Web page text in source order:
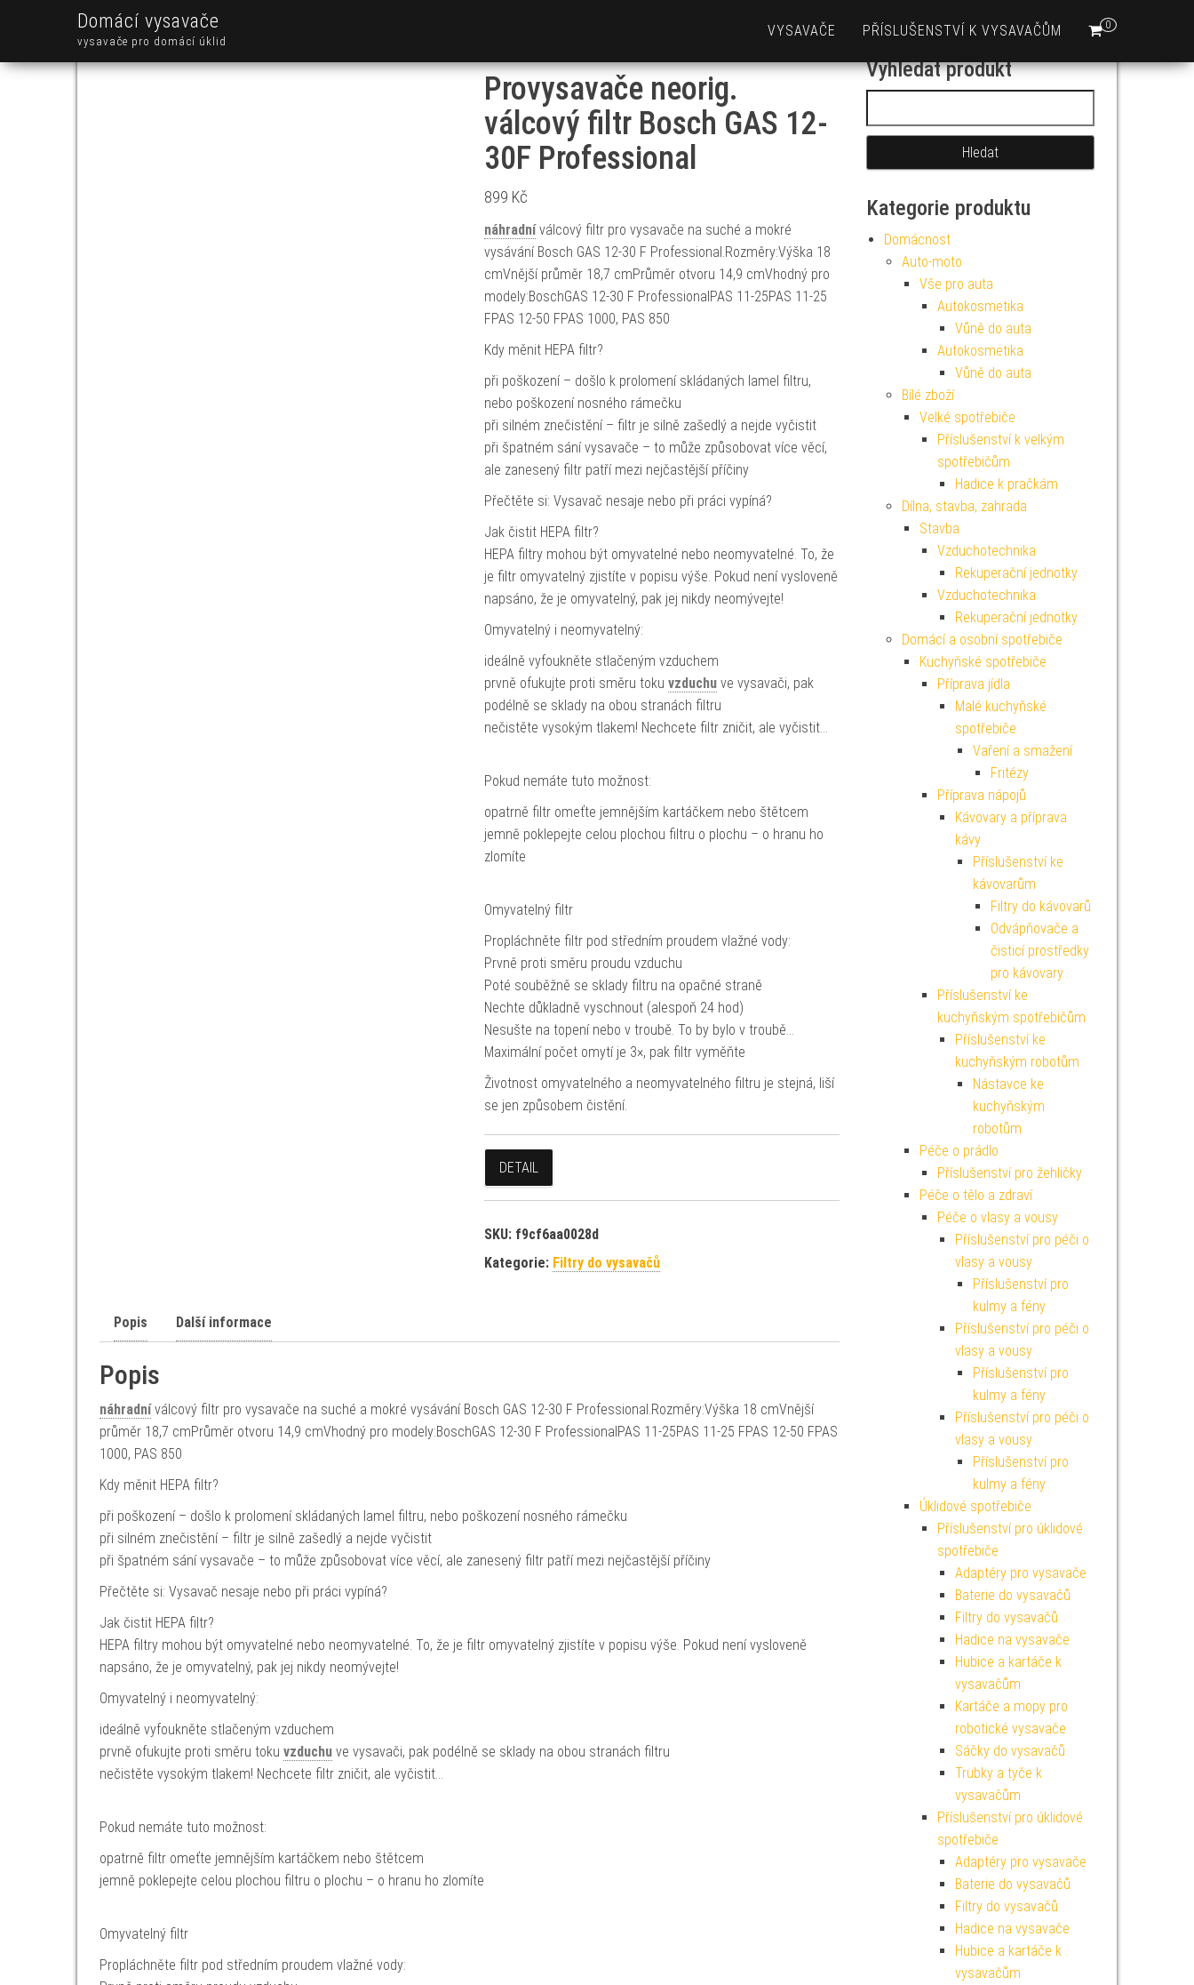
Domácí vysavače
vysavače pro domácí úklid
0
VYSAVAČE PŘÍSLUŠENSTVÍ K VYSAVAČŮM
Provysavače neorig.
válcový filtr Bosch GAS 12-
30F Professional
899 Kč
náhradníválcový filtr pro vysavače na suché a mokré
vysávání Bosch GAS 12-30 F Professional.Rozměry:Výška 18
cmVnější průměr 18,7 cmPrůměr otvoru 14,9 cmVhodný pro
modely:BoschGAS 12-30 F ProfessionalPAS 11-25PAS 11-25
FPAS 12-50 FPAS 1000, PAS 850
Kdy měnit HEPA filtr?
při poškození – došlo k prolomení skládaných lamel filtru,
nebo poškození nosného rámečku
při silném znečistění – filtr je silně zašedlý a nejde vyčistit
při špatném sání vysavače – to může způsobovat více věcí,
ale zanesený filtr patří mezi nejčastější příčiny
Přečtěte si: Vysavač nesaje nebo při práci vypíná?
Jak čistit HEPA filtr?
HEPA filtry mohou být omyvatelné nebo neomyvatelné. To, že
je filtr omyvatelný zjistíte v popisu výše. Pokud není vysloveně
napsáno, že je omyvatelný, pak jej nikdy neomývejte!
Omyvatelný i neomyvatelný:
ideálně vyfoukněte stlačeným vzduchem
prvně ofukujte proti směru toku vzduchuve vysavači, pak
podélně se sklady na obou stranách filtru
nečistěte vysokým tlakem! Nechcete filtr zničit, ale vyčistit…
Pokud nemáte tuto možnost:
opatrně filtr omeťte jemnějším kartáčkem nebo štětcem
jemně poklepejte celou plochou filtru o plochu – o hranu ho
zlomíte
Omyvatelný filtr
Propláchněte filtr pod středním proudem vlažné vody:
Prvně proti směru proudu vzduchu
Poté souběžně se sklady filtru na opačné straně
Nechte důkladně vyschnout (alespoň 24 hod)
Nesušte na topení nebo v troubě. To by bylo v troubě…
Maximální počet omytí je 3×, pak filtr vyměňte
Životnost omyvatelného a neomyvatelného filtru je stejná, liší
se jen způsobem čistění.
DETAIL
SKU: f9cf6aa0028d
Kategorie: Filtry do vysavačů
Popis Další informace
Popis
náhradníválcový filtr pro vysavače na suché a mokré vysávání Bosch GAS 12-30 F Professional.Rozměry:Výška 18 cmVnější
průměr 18,7 cmPrůměr otvoru 14,9 cmVhodný pro modely:BoschGAS 12-30 F ProfessionalPAS 11-25PAS 11-25 FPAS 12-50 FPAS
1000, PAS 850
Kdy měnit HEPA filtr?
při poškození – došlo k prolomení skládaných lamel filtru, nebo poškození nosného rámečku
při silném znečistění – filtr je silně zašedlý a nejde vyčistit
při špatném sání vysavače – to může způsobovat více věcí, ale zanesený filtr patří mezi nejčastější příčiny
Přečtěte si: Vysavač nesaje nebo při práci vypíná?
Jak čistit HEPA filtr?
HEPA filtry mohou být omyvatelné nebo neomyvatelné. To, že je filtr omyvatelný zjistíte v popisu výše. Pokud není vysloveně
napsáno, že je omyvatelný, pak jej nikdy neomývejte!
Omyvatelný i neomyvatelný:
ideálně vyfoukněte stlačeným vzduchem
prvně ofukujte proti směru toku vzduchu ve vysavači, pak podélně se sklady na obou stranách filtru
nečistěte vysokým tlakem! Nechcete filtr zničit, ale vyčistit…
Pokud nemáte tuto možnost:
opatrně filtr omeťte jemnějším kartáčkem nebo štětcem
jemně poklepejte celou plochou filtru o plochu – o hranu ho zlomíte
Omyvatelný filtr
Propláchněte filtr pod středním proudem vlažné vody:
Vyhledat produkt
Kategorie produktu
Domácnost
Auto-moto
Vše pro auta
Autokosmetika
Vůně do auta
Autokosmetika
Vůně do auta
Bílé zboží
Velké spotřebiče
Příslušenství k velkým
spotřebičům
Hadice k pračkám
Dílna, stavba, zahrada
Stavba
Vzduchotechnika
Rekuperační jednotky
Vzduchotechnika
Rekuperační jednotky
Domácí a osobní spotřebiče
Kuchyňské spotřebiče
Příprava jídla
Malé kuchyňské
spotřebiče
Vaření a smažení
Fritézy
Příprava nápojů
Kávovary a příprava
kávy
Příslušenství ke
kávovarům
Filtry do kávovarů
Odvápňovače a
čisticí prostředky
pro kávovary
Příslušenství ke
kuchyňským spotřebičům
Příslušenství ke
kuchyňským robotům
Nástavce ke
kuchyňským
robotům
Péče o prádlo
Příslušenství pro žehličky
Péče o tělo a zdraví
Péče o vlasy a vousy
Příslušenství pro péči o
vlasy a vousy
Příslušenství pro
kulmy a fény
Příslušenství pro péči o
vlasy a vousy
Příslušenství pro
kulmy a fény
Příslušenství pro péči o
vlasy a vousy
Příslušenství pro
kulmy a fény
Úklidové spotřebiče
Příslušenství pro úklidové
spotřebiče
Adaptéry pro vysavače
Baterie do vysavačů
Filtry do vysavačů
Hadice na vysavače
Hubice a kartáče k
vysavačům
Kartáče a mopy pro
robotické vysavače
Sáčky do vysavačů
Trubky a tyče k
vysavačům
Příslušenství pro úklidové
spotřebiče
Adaptéry pro vysavače
Baterie do vysavačů
Filtry do vysavačů
Hadice na vysavače
Hubice a kartáče k
vysavačům